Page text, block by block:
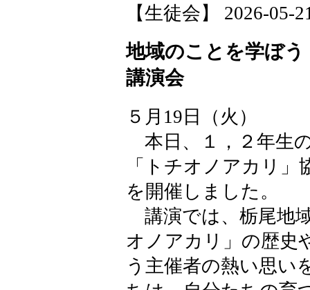
【生徒会】 2026-05-
地域のことを学ぼ
講演会
５月19日（火）
本日、１，２年生
「トチオノアカリ
を開催しました。
講演では、栃尾地
オノアカリ」の歴史
う主催者の熱い思い